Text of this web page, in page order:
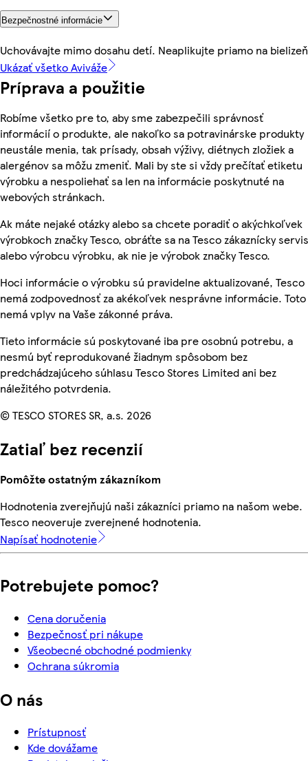
Bezpečnostné informácie
Uchovávajte mimo dosahu detí. Neaplikujte priamo na
Ukázať všetko Aviváže
Príprava a použitie
Robíme všetko pre to, aby sme zabezpečili správnosť
informácií o produkte, ale nakoľko sa potravinárske produkty
neustále menia, tak prísady, obsah výživy, diétnych zložiek a
alergénov sa môžu zmeniť. Mali by ste si vždy prečítať etiketu
výrobku a nespoliehať sa len na informácie poskytnuté na
webových stránkach.
Ak máte nejaké otázky alebo sa chcete poradiť o akýchkoľvek
výrobkoch značky Tesco, obráťte sa na Tesco zákaznícky
alebo výrobcu výrobku, ak nie je výrobok značky Tesco.
Hoci informácie o výrobku sú pravidelne aktualizované, Tesco
nemá zodpovednosť za akékoľvek nesprávne informácie. Toto
nemá vplyv na Vaše zákonné práva.
Tieto informácie sú poskytované iba pre osobnú potrebu, a
nesmú byť reprodukované žiadnym spôsobom bez
predchádzajúceho súhlasu Tesco Stores Limited ani bez
náležitého potvrdenia.
© TESCO STORES SR, a.s. 2026
Zatiaľ bez recenzií
Pomôžte ostatným zákazníkom
Hodnotenia zverejňujú naši zákazníci priamo na našom webe.
Tesco neoveruje zverejnené hodnotenia.
Napísať hodnotenie
Potrebujete pomoc?
Cena doručenia
Bezpečnosť pri nákupe
Všeobecné obchodné podmienky
Ochrana súkromia
O nás
Prístupnosť
Kde dovážame